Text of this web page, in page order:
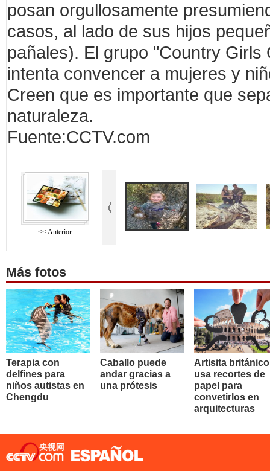
posan orgullosamente
casos, al lado de sus hijos
pañales). El grupo "Country
intenta convencer a mujeres y
Creen que es importante que
naturaleza.
Fuente:CCTV.com
<< Anterior
Más fotos
Terapia con
delfines para
niños autistas en
Chengdu
Caballo puede
andar gracias a
una prótesis
Artisita británico
usa recortes de
papel para
convetirlos en
arquitecturas